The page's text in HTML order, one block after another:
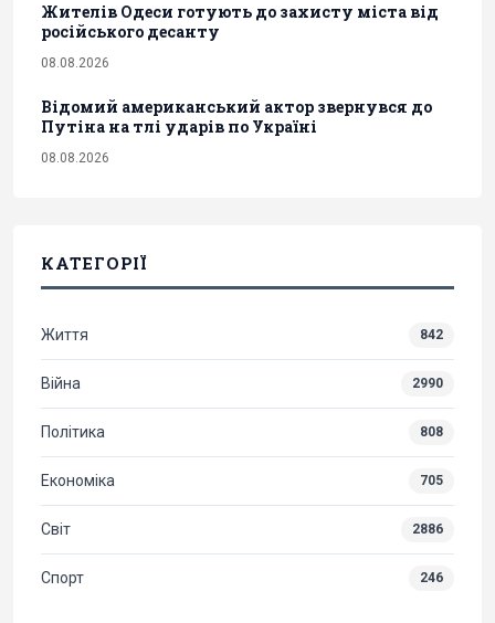
Жителів Одеси готують до захисту міста від
російського десанту
08.08.2026
Відомий американський актор звернувся до
Путіна на тлі ударів по Україні
08.08.2026
КАТЕГОРІЇ
Життя 842
Війна 2990
Політика 808
Економіка 705
Світ 2886
Спорт 246